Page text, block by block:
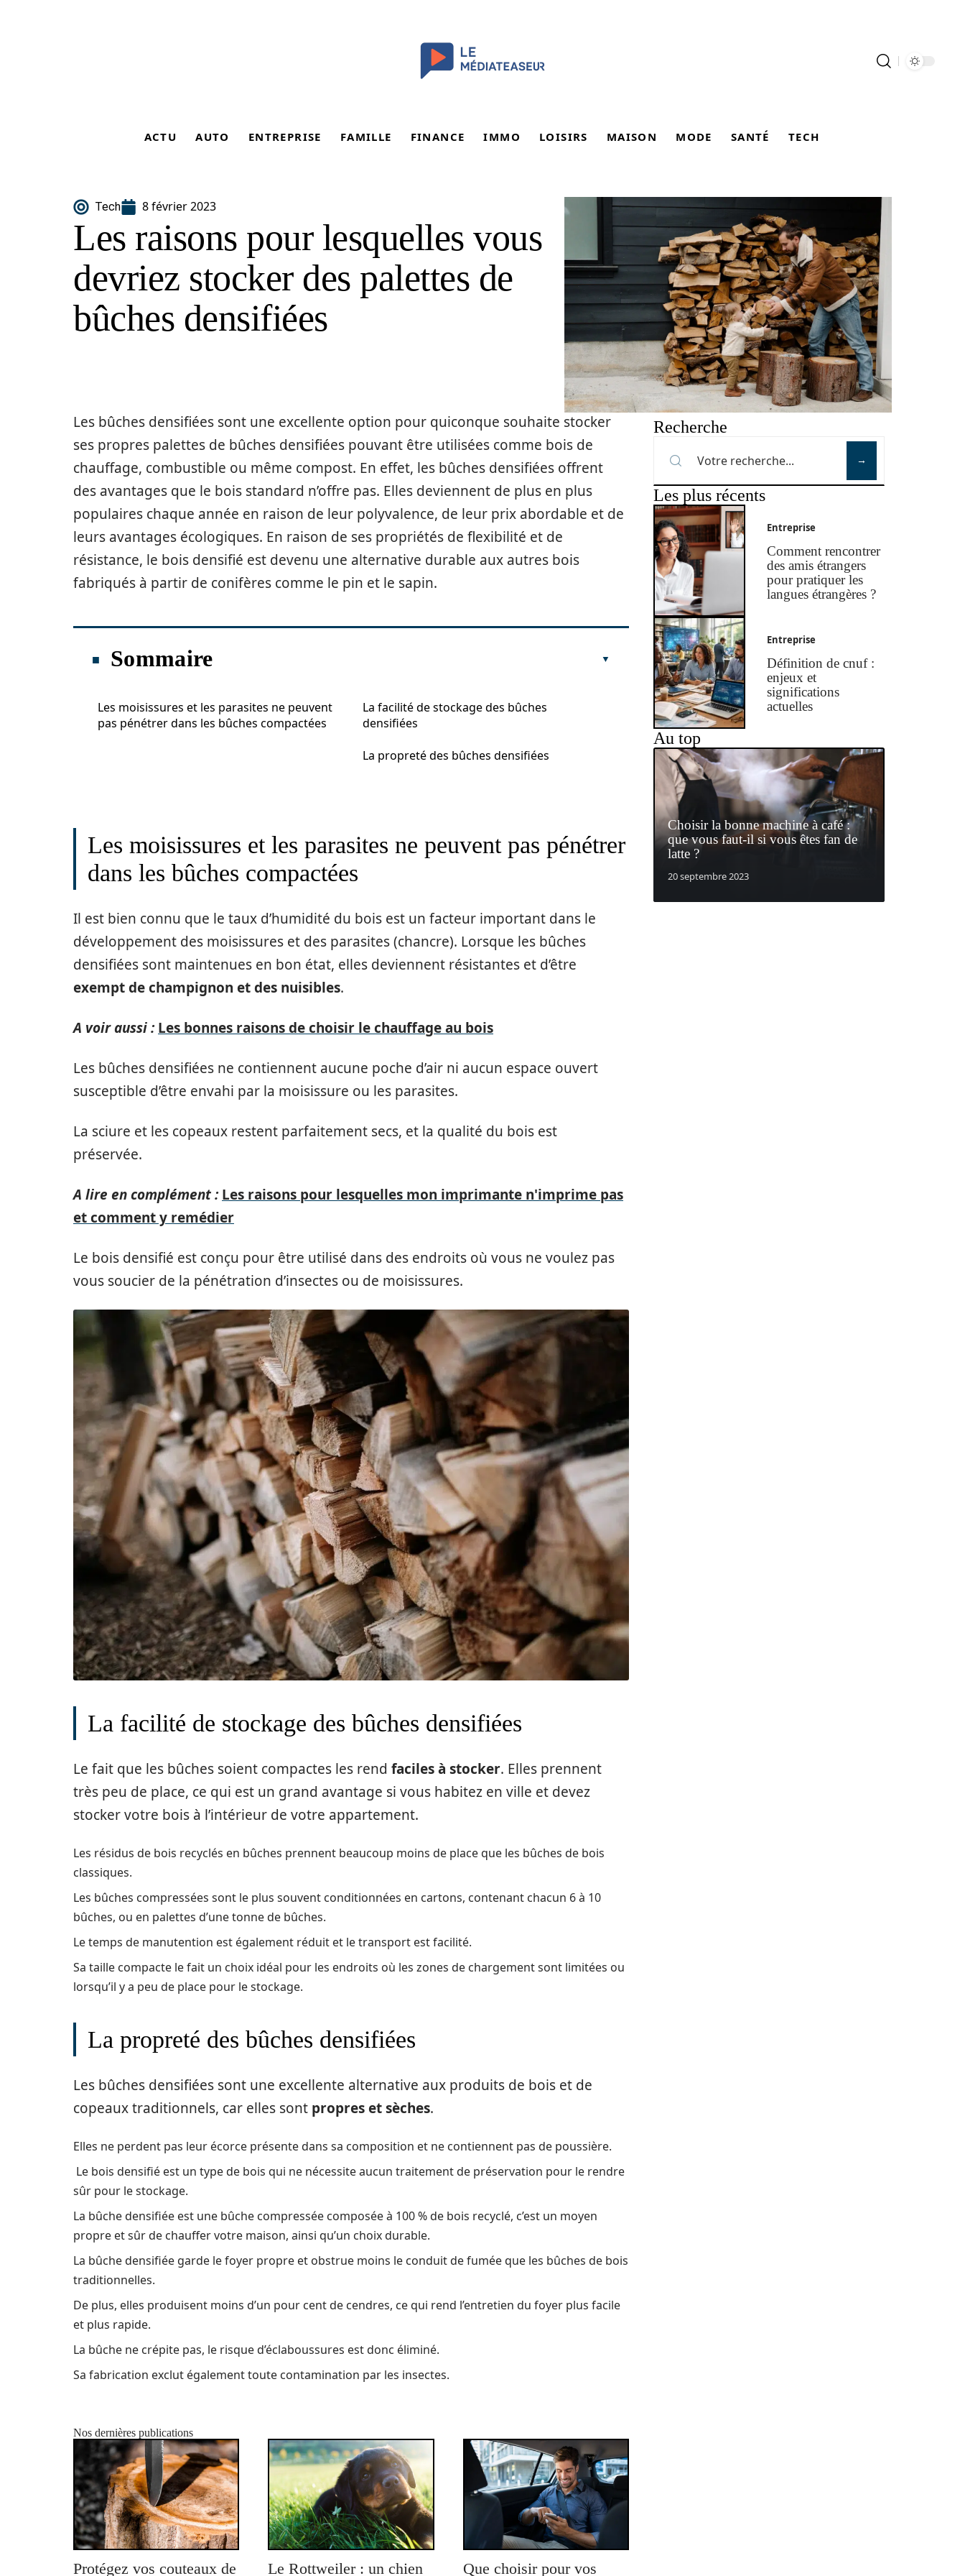
ACTU AUTO ENTREPRISE FAMILLE FINANCE IMMO LOISIRS MAISON MODE SANTÉ TECH
Tech 8 février 2023
Les raisons pour lesquelles vous
devriez stocker des palettes de
bûches densifiées
Les bûches densifiées sont une excellente option pour quiconque souhaite stocker
ses propres palettes de bûches densifiées pouvant être utilisées comme bois de
chauffage, combustible ou même compost. En effet, les bûches densifiées offrent
des avantages que le bois standard n’offre pas. Elles deviennent de plus en plus
populaires chaque année en raison de leur polyvalence, de leur prix abordable et de
leurs avantages écologiques. En raison de ses propriétés de flexibilité et de
résistance, le bois densifié est devenu une alternative durable aux autres bois
fabriqués à partir de conifères comme le pin et le sapin.
Sommaire
Les moisissures et les parasites ne peuvent
pas pénétrer dans les bûches compactées
La facilité de stockage des bûches
densifiées
La propreté des bûches densifiées
Les moisissures et les parasites ne peuvent pas pénétrer
dans les bûches compactées
Il est bien connu que le taux d’humidité du bois est un facteur important dans le
développement des moisissures et des parasites (chancre). Lorsque les bûches
densifiées sont maintenues en bon état, elles deviennent résistantes et d’être
exempt de champignon et des nuisibles.
A voir aussi : Les bonnes raisons de choisir le chauffage au bois
Les bûches densifiées ne contiennent aucune poche d’air ni aucun espace ouvert
susceptible d’être envahi par la moisissure ou les parasites.
La sciure et les copeaux restent parfaitement secs, et la qualité du bois est
préservée.
A lire en complément : Les raisons pour lesquelles mon imprimante n'imprime pas
et comment y remédier
Le bois densifié est conçu pour être utilisé dans des endroits où vous ne voulez pas
vous soucier de la pénétration d’insectes ou de moisissures.
La facilité de stockage des bûches densifiées
Le fait que les bûches soient compactes les rend faciles à stocker. Elles prennent
très peu de place, ce qui est un grand avantage si vous habitez en ville et devez
stocker votre bois à l’intérieur de votre appartement.
Les résidus de bois recyclés en bûches prennent beaucoup moins de place que les bûches de bois
classiques.
Les bûches compressées sont le plus souvent conditionnées en cartons, contenant chacun 6 à 10
bûches, ou en palettes d’une tonne de bûches.
Le temps de manutention est également réduit et le transport est facilité.
Sa taille compacte le fait un choix idéal pour les endroits où les zones de chargement sont limitées ou
lorsqu’il y a peu de place pour le stockage.
La propreté des bûches densifiées
Les bûches densifiées sont une excellente alternative aux produits de bois et de
copeaux traditionnels, car elles sont propres et sèches.
Elles ne perdent pas leur écorce présente dans sa composition et ne contiennent pas de poussière.
Le bois densifié est un type de bois qui ne nécessite aucun traitement de préservation pour le rendre
sûr pour le stockage.
La bûche densifiée est une bûche compressée composée à 100 % de bois recyclé, c’est un moyen
propre et sûr de chauffer votre maison, ainsi qu’un choix durable.
La bûche densifiée garde le foyer propre et obstrue moins le conduit de fumée que les bûches de bois
traditionnelles.
De plus, elles produisent moins d’un pour cent de cendres, ce qui rend l’entretien du foyer plus facile
et plus rapide.
La bûche ne crépite pas, le risque d’éclaboussures est donc éliminé.
Sa fabrication exclut également toute contamination par les insectes.
Nos dernières publications
Protégez vos couteaux de Le Rottweiler : un chien Que choisir pour vos
Recherche
Les plus récents
Entreprise
Comment rencontrer
des amis étrangers
pour pratiquer les
langues étrangères ?
Entreprise
Définition de cnuf :
enjeux et
significations
actuelles
Au top
Choisir la bonne machine à café :
que vous faut-il si vous êtes fan de
latte ?
20 septembre 2023